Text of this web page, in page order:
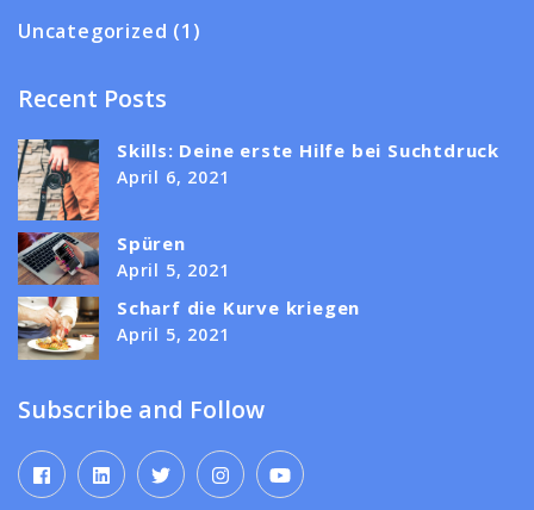
Uncategorized (1)
Recent Posts
Skills: Deine erste Hilfe bei Suchtdruck
April 6, 2021
Spüren
April 5, 2021
Scharf die Kurve kriegen
April 5, 2021
Subscribe and Follow